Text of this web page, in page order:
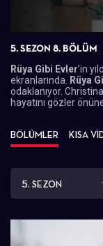
5. SEZON 8. BÖLÜM
Rüya Gibi Evler’in
ekranlarında.
Rüya
odaklanıyor.
hayatını gözler
BÖLÜMLER KISA
5. SEZON